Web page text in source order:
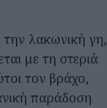
λακωνική γη,
με τη στεριά
τον βράχο,
παράδοση